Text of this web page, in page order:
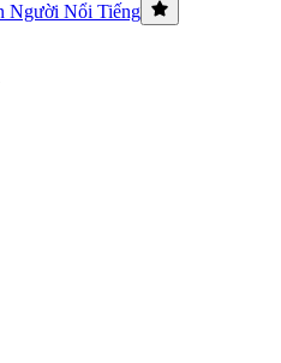
Người Nổi Tiếng